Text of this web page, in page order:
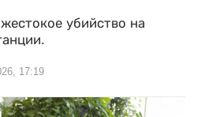
убийство на
17:19